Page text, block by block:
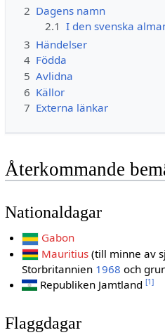
2 Dagens namn
2.1 I den svenska
3 Händelser
4 Födda
5 Avlidna
6 Källor
7 Externa länkar
Återkommande
Nationaldagar
Gabon
Mauritius (till minne av
Storbritannien 1968 och
Republiken Jamtland[1]
Flaggdagar